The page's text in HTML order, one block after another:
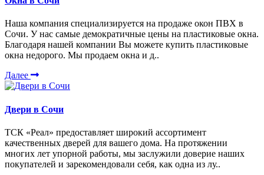
Наша компания специализируется на продаже окон ПВХ в
Сочи. У нас самые демократичные цены на пластиковые окна.
Благодаря нашей компании Вы можете купить пластиковые
окна недорого. Мы продаем окна и д..
Далее
Двери в Сочи
ТСК «Реал» предоставляет широкий ассортимент
качественных дверей для вашего дома. На протяжении
многих лет упорной работы, мы заслужили доверие наших
покупателей и зарекомендовали себя, как одна из лу..